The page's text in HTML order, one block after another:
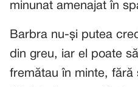
minunat amenajat în
Barbra nu-și putea
din greu, iar el poate
fremătau în minte, fără